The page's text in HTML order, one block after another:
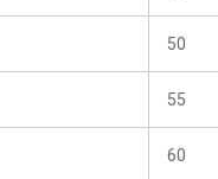
50
55
60